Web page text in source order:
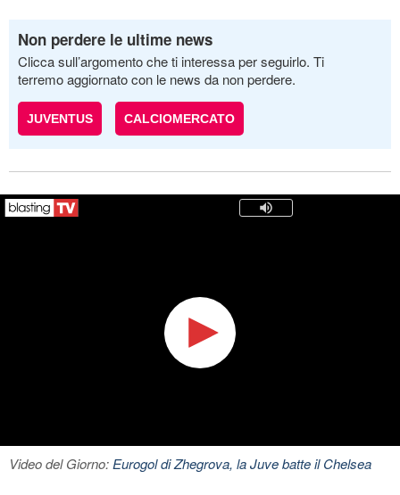
Non perdere le ultime news
Clicca sull’argomento che ti interessa per seguirlo. Ti
terremo aggiornato con le news da non perdere.
JUVENTUS CALCIOMERCATO
Video del Giorno:Eurogol di Zhegrova, la Juve batte il Chelsea